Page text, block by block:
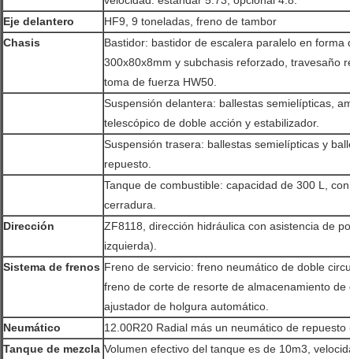
Eje delantero
HF9, 9 toneladas, freno de tambor
Chasis
Bastidor: bastidor de escalera paralelo en forma
300x80x8mm y subchasis reforzado, travesaño
toma de fuerza HW50.
Suspensión delantera: ballestas semielípticas,
telescópico de doble acción y estabilizador.
Suspensión trasera: ballestas semielípticas y
repuesto.
Tanque de combustible: capacidad de 300 L,
cerradura.
Dirección
ZF8118, dirección hidráulica con asistencia de
izquierda).
Sistema de frenos Freno de servicio: freno neumático de doble
freno de corte de resorte de almacenamiento de
ajustador de holgura automático.
Neumático
12.00R20 Radial más un neumático de repuesto
Tanque de mezcla Volumen efectivo del tanque es de 10m3,